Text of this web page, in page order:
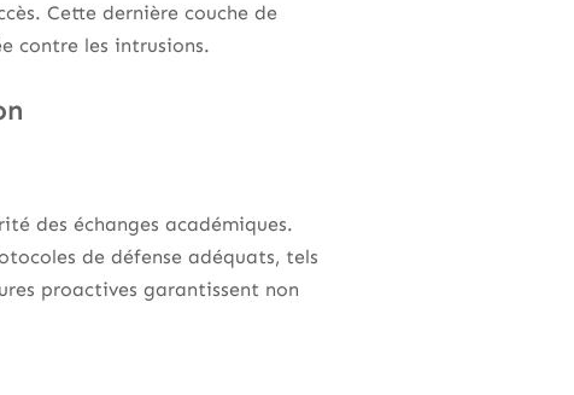
Cette dernière couche de
contre les intrusions.
des échanges académiques.
de défense adéquats, tels
proactives garantissent non